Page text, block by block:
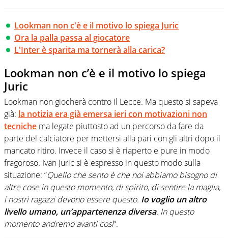
Lookman non c'è e il motivo lo spiega Juric
Ora la palla passa al giocatore
L'Inter è sparita ma tornerà alla carica?
Lookman non c’è e il motivo lo spiega
Juric
Lookman non giocherà contro il Lecce. Ma questo si sapeva
già: la notizia era già emersa ieri con motivazioni non
tecniche ma legate piuttosto ad un percorso da fare da
parte del calciatore per mettersi alla pari con gli altri dopo il
mancato ritiro. Invece il caso si è riaperto e pure in modo
fragoroso. Ivan Juric si è espresso in questo modo sulla
situazione: “Quello che sento è che noi abbiamo bisogno di
altre cose in questo momento, di spirito, di sentire la maglia,
i nostri ragazzi devono essere questo. Io voglio un altro
livello umano, un’appartenenza diversa. In questo
momento andremo avanti così“.